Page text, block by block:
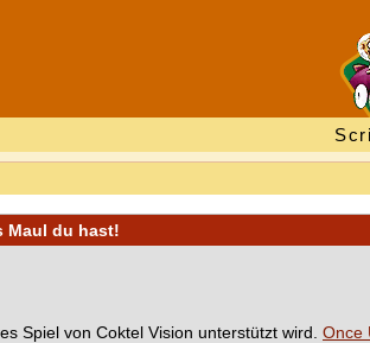
Maul du hast!
Spiel von Coktel Vision unterstützt wird. Once